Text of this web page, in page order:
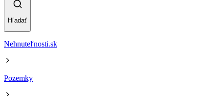
Hľadať
Nehnuteľnosti.sk
Pozemky